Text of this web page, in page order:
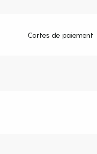
Cartes de paiement